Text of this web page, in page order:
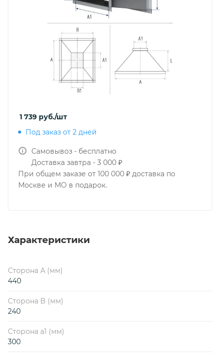
1 739 руб./шт
Под заказ от 2 дней
Самовывоз - бесплатно
Доставка завтра - 3 000 ₽
При общем заказе от 100 000 ₽ доставка по
Москве и МО в подарок.
Характеристики
Сторона А (мм)
440
Сторона B (мм)
240
Сторона a1 (мм)
300